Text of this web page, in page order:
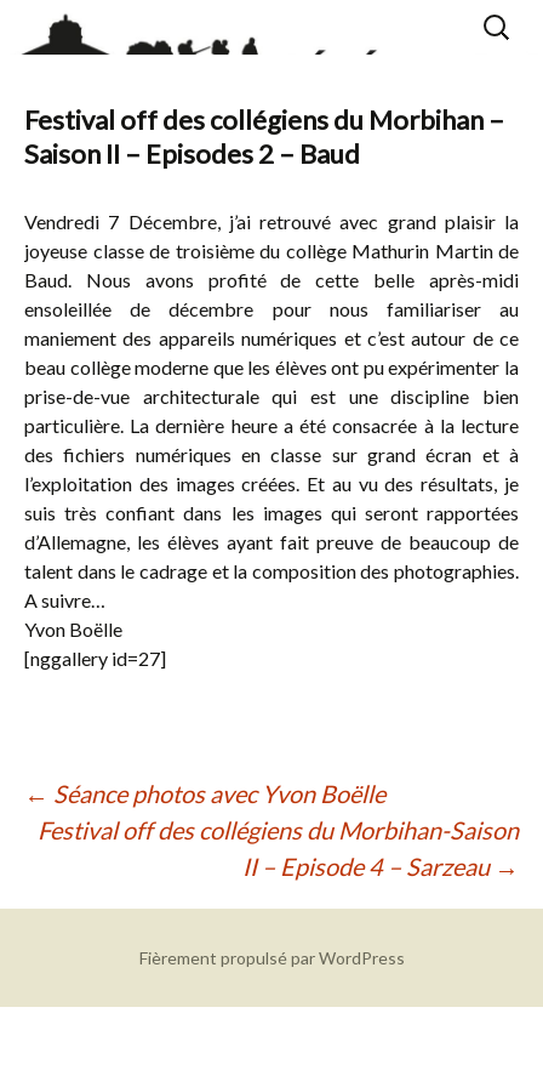
Festival off des collégiens du Morbihan –
Saison II – Episodes 2 – Baud
Vendredi 7 Décembre, j’ai retrouvé avec grand plaisir la
joyeuse classe de troisième du collège Mathurin Martin de
Baud. Nous avons profité de cette belle après-midi
ensoleillée de décembre pour nous familiariser au
maniement des appareils numériques et c’est autour de ce
beau collège moderne que les élèves ont pu expérimenter la
prise-de-vue architecturale qui est une discipline bien
particulière. La dernière heure a été consacrée à la lecture
des fichiers numériques en classe sur grand écran et à
l’exploitation des images créées. Et au vu des résultats, je
suis très confiant dans les images qui seront rapportées
d’Allemagne, les élèves ayant fait preuve de beaucoup de
talent dans le cadrage et la composition des photographies.
A suivre…
Yvon Boëlle
[nggallery id=27]
Navigation
des
← Séance photos avec Yvon Boëlle
Festival off des collégiens du Morbihan-Saison
II – Episode 4 – Sarzeau →
Fièrement propulsé par WordPress